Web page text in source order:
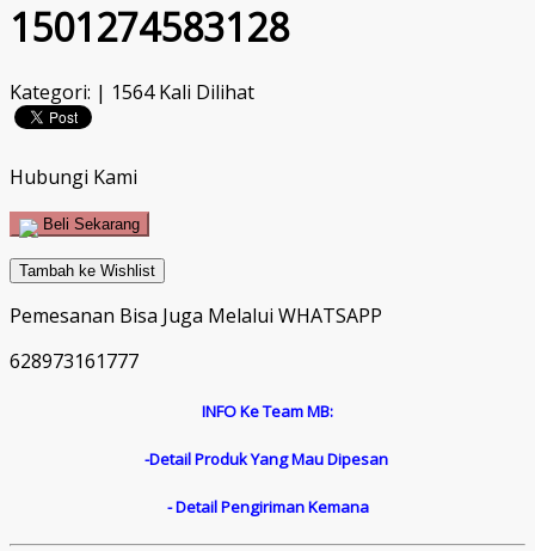
1501274583128
Kategori: | 1564 Kali Dilihat
Hubungi Kami
Beli Sekarang
Tambah ke Wishlist
Pemesanan Bisa Juga Melalui WHATSAPP
628973161777
INFO Ke Team MB:
-Detail Produk Yang Mau Dipesan
- Detail Pengiriman Kemana